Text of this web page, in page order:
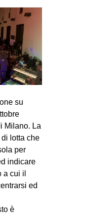
su
Milano. La
lotta che
per
indicare
a cui il
ed
è